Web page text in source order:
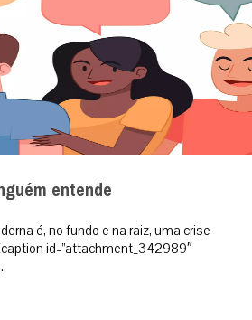
entende
é, no fundo e na raiz, uma crise
id=”attachment_342989″